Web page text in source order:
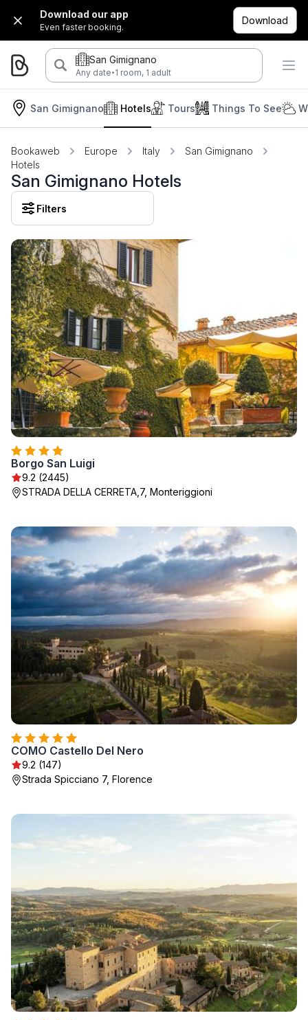
Download our app
Even faster booking.
Download
San Gimignano
Any date·1 room, 1 adult
San Gimignano Hotels Tours Things To See
Bookaweb Europe Italy
San Gimignano
Hotels
San Gimignano Hotels
Filters
Borgo San Luigi
9.2 (2445)
STRADA DELLA CERRETA,7, Monteriggioni
COMO Castello Del Nero
9.2 (147)
Strada Spicciano 7, Florence